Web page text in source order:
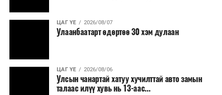
ЦАГ ҮЕ 2026/08/07
Улаанбаатарт өдөртөө 30 хэм дулаан
ЦАГ ҮЕ 2026/08/06
Улсын чанартай хатуу хучилттай авто замын
талаас илүү хувь нь 13-аас...